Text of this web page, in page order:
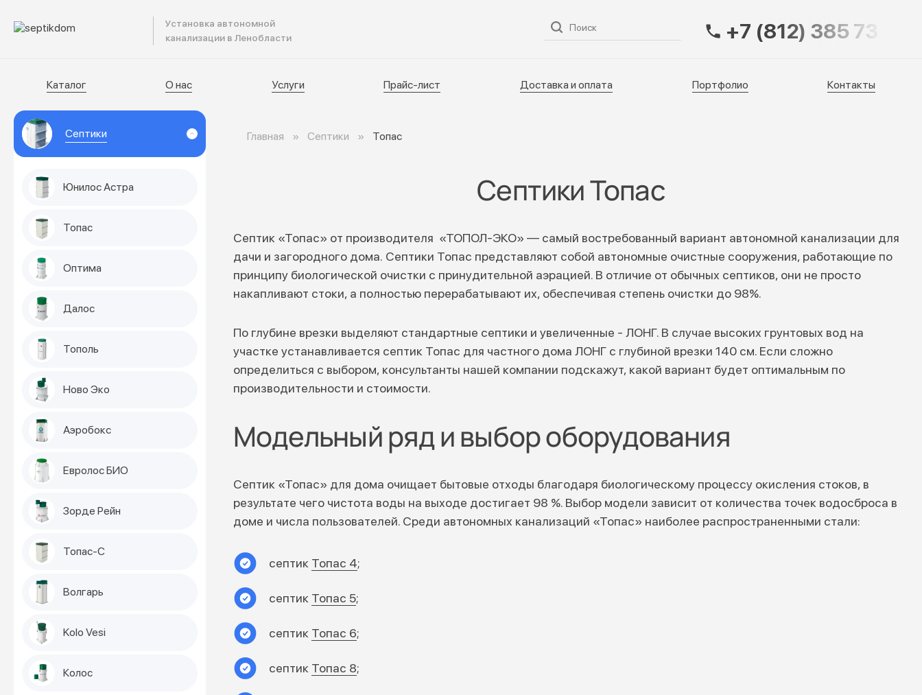
Установка автономной
канализации в Ленобласти
Каталог Доставка и оплата Контакты+7 (812) 385 73 83
Каталог О нас Услуги Прайс-лист Доставка и оплата Портфолио Контакты
Септики
Юнилос Астра
Топас
Оптима
Далос
Тополь
Ново Эко
Аэробокс
Евролос БИО
Зорде Рейн
Топас-С
Волгарь
Kolo Vesi
Колос
Главная Септики Топас
Септики Топас
Септик «Топас» от производителя «ТОПОЛ-ЭКО» — самый востребованный вариант автономной канализации для
дачи и загородного дома. Септики Топас представляют собой автономные очистные сооружения, работающие по
принципу биологической очистки с принудительной аэрацией. В отличие от обычных септиков, они не просто
накапливают стоки, а полностью перерабатывают их, обеспечивая степень очистки до 98%.
По глубине врезки выделяют стандартные септики и увеличенные - ЛОНГ. В случае высоких грунтовых вод на
участке устанавливается септик Топас для частного дома ЛОНГ с глубиной врезки 140 см. Если сложно
определиться с выбором, консультанты нашей компании подскажут, какой вариант будет оптимальным по
производительности и стоимости.
Модельный ряд и выбор оборудования
Септик «Топас» для дома очищает бытовые отходы благодаря биологическому процессу окисления стоков, в
результате чего чистота воды на выходе достигает 98 %. Выбор модели зависит от количества точек водосброса в
доме и числа пользователей. Среди автономных канализаций «Топас» наиболее распространенными стали:
септик Топас 4;
септик Топас 5;
септик Топас 6;
септик Топас 8;